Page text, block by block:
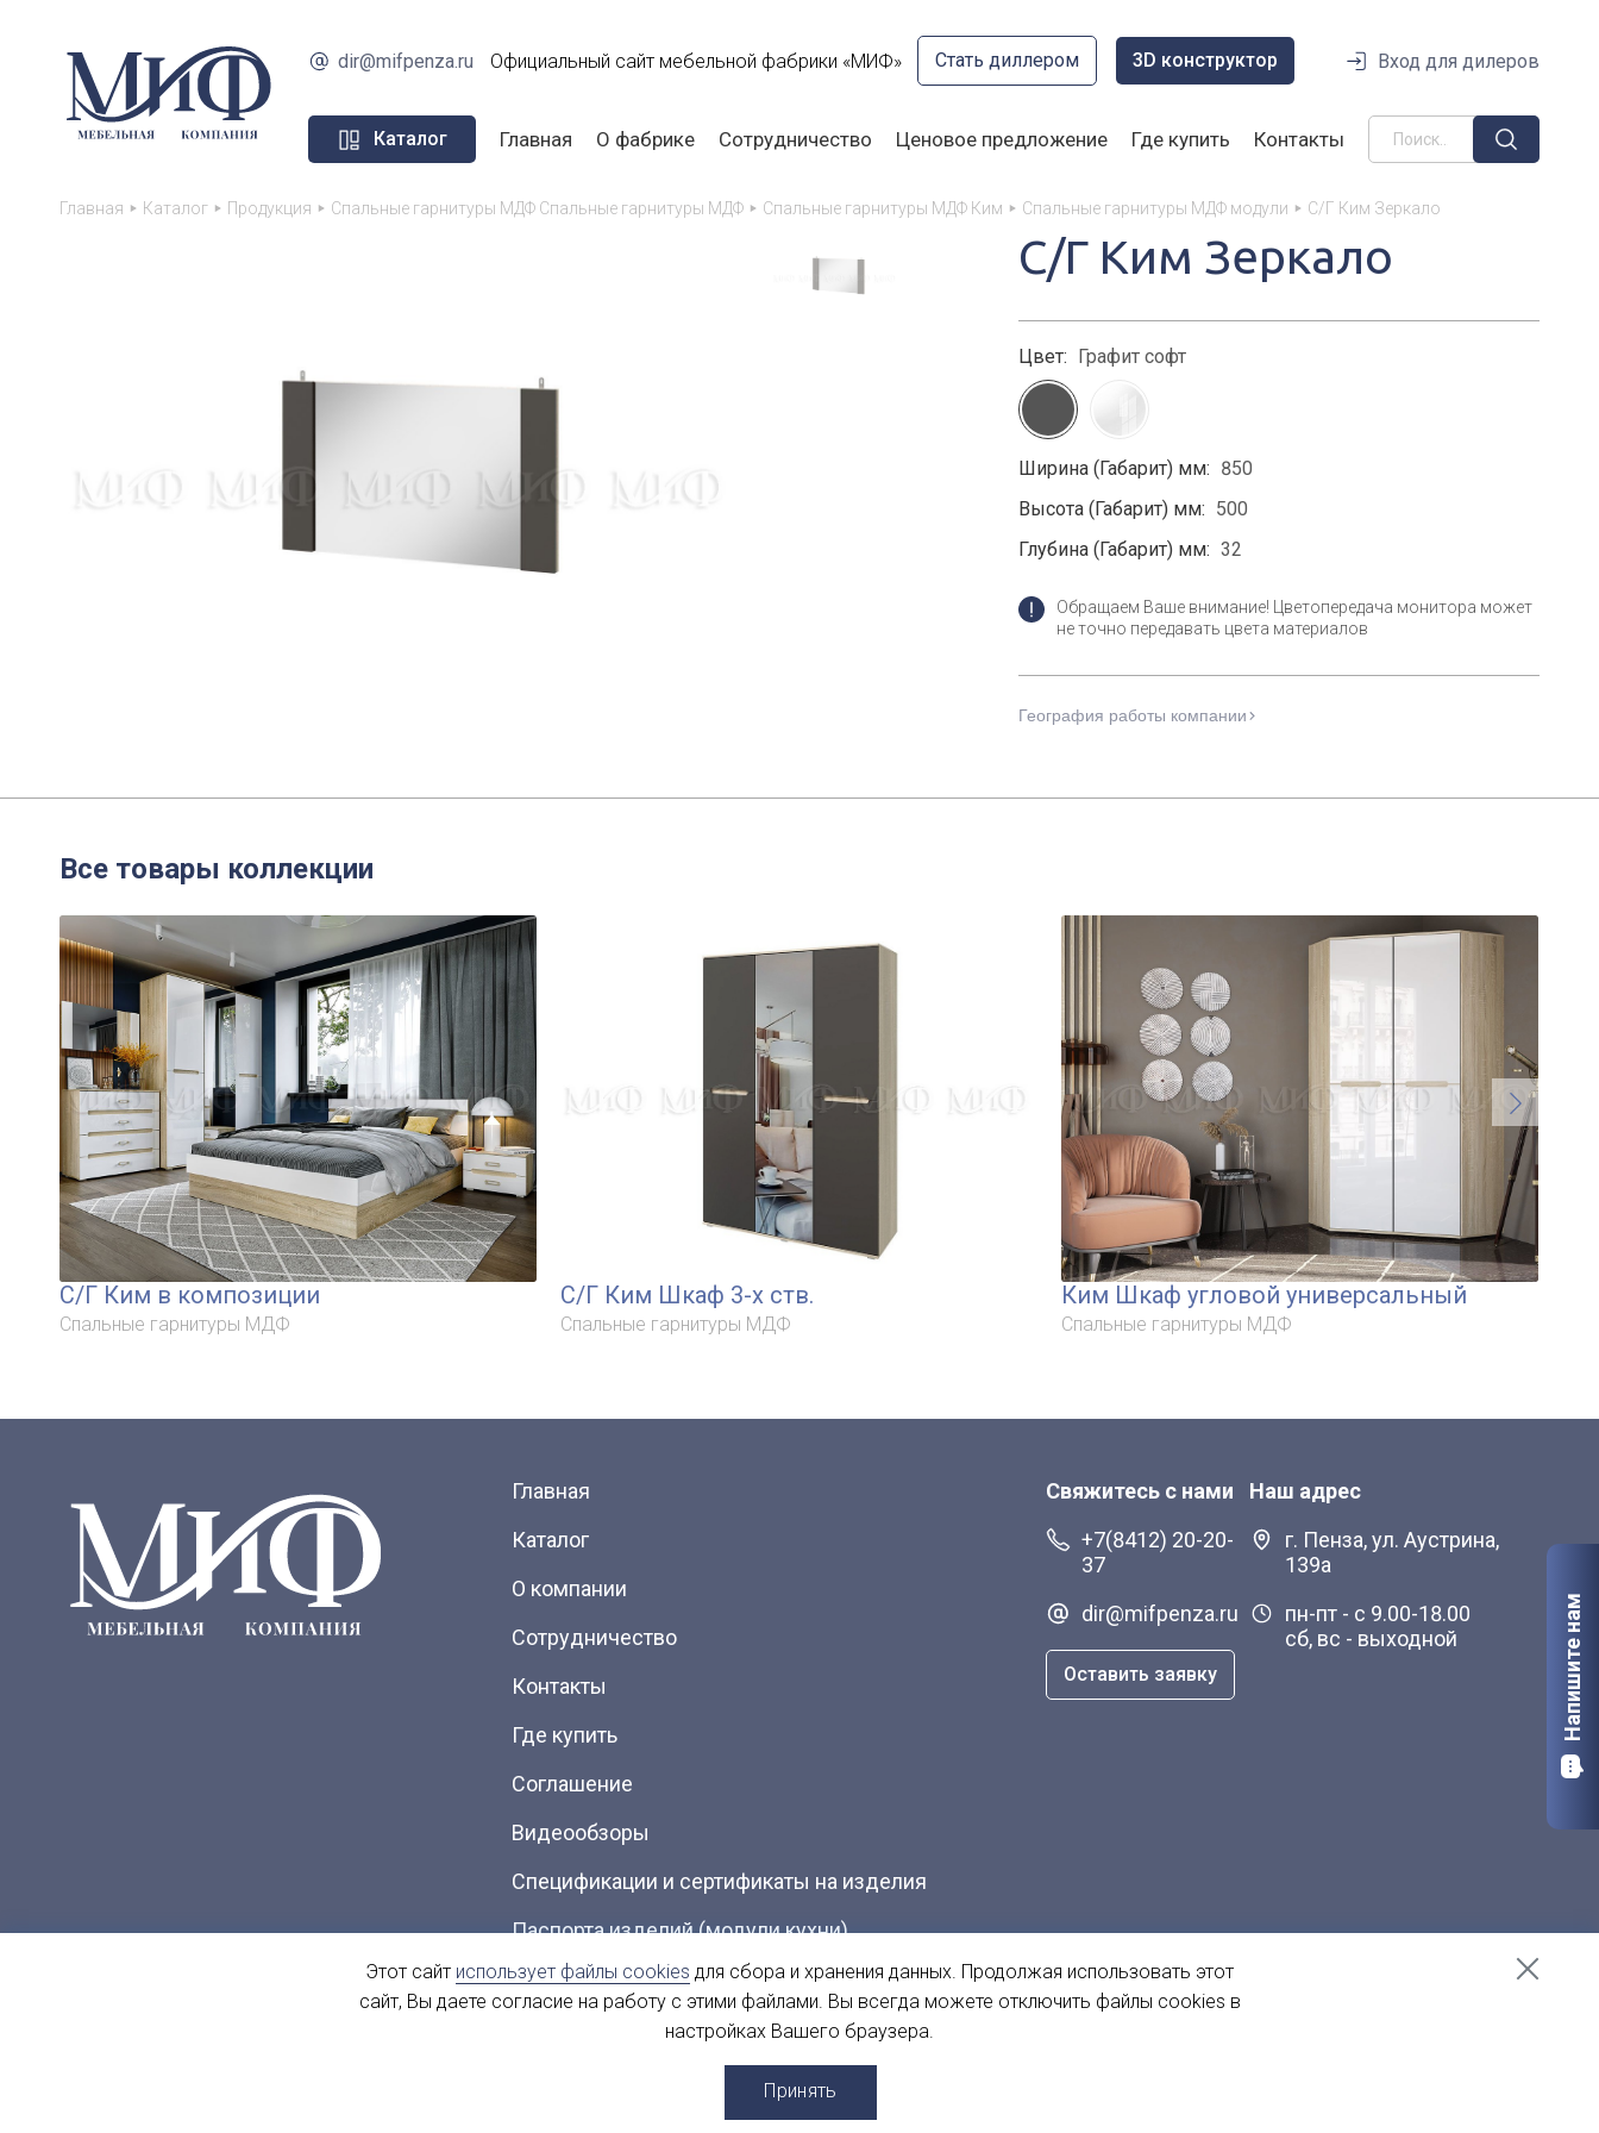
dir@mifpenza.ru Официальный сайт мебельной фабрики «МИФ» Стать диллером 3D конструктор Вход для дилеров
Каталог Главная О фабрике Сотрудничество Ценовое предложение Где купить Контакты
Главная Каталог Продукция Спальные гарнитуры МДФ Спальные гарнитуры МДФ Спальные гарнитуры МДФ Ким Спальные гарнитуры МДФ модули С/Г Ким Зеркало
С/Г Ким Зеркало
Цвет: Графит софт
Ширина (Габарит) мм: 850
Высота (Габарит) мм: 500
Глубина (Габарит) мм: 32
Обращаем Ваше внимание! Цветопередача монитора может
не точно передавать цвета материалов
География работы компании
Все товары коллекции
С/Г Ким в композиции
Спальные гарнитуры МДФ
С/Г Ким Шкаф 3-х ств.
Спальные гарнитуры МДФ
Ким Шкаф угловой универсальный
Спальные гарнитуры МДФ
Главная
Каталог
О компании
Сотрудничество
Контакты
Где купить
Соглашение
Видеообзоры
Спецификации и сертификаты на изделия
Паспорта изделий (модули кухни)
Каталоги (Скачать PDF)
Свяжитесь с нами
+7(8412) 20-20-
37
dir@mifpenza.ru
Оставить заявку
Наш адрес
г. Пенза, ул. Аустрина,
139а
пн-пт - с 9.00-18.00
сб, вс - выходной
Напишите нам
Этот сайт использует файлы cookies для сбора и хранения данных. Продолжая использовать этот
сайт, Вы даете согласие на работу с этими файлами. Вы всегда можете отключить файлы cookies в
настройках Вашего браузера.
Принять